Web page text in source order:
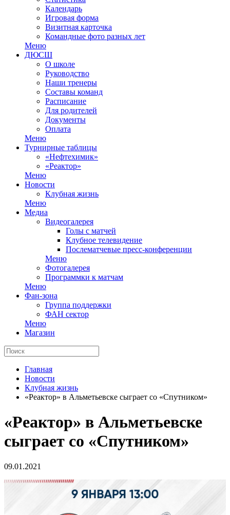
Календарь
Игровая форма
Визитная карточка
Командные фото разных лет
Меню
ДЮСШ
О школе
Руководство
Наши тренеры
Составы команд
Расписание
Для родителей
Документы
Оплата
Меню
Турнирные таблицы
«Нефтехимик»
«Реактор»
Меню
Новости
Клубная жизнь
Меню
Медиа
Видеогалерея
Голы с матчей
Клубное телевидение
Послематчевые пресс-конференции
Меню
Фотогалерея
Программки к матчам
Меню
Фан-зона
Группа поддержки
ФАН сектор
Меню
Магазин
Главная
Новости
Клубная жизнь
«Реактор» в Альметьевске сыграет со «Спутником»
«Реактор» в Альметьевске
сыграет со «Спутником»
09.01.2021